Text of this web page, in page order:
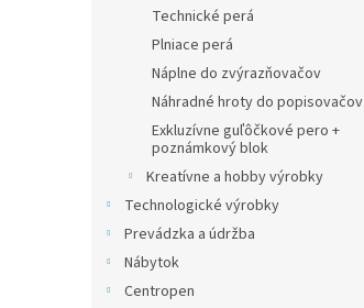
Technické perá
Plniace perá
Náplne do zvýrazňovačov
Náhradné hroty do popisovačov
Exkluzívne guľôčkové pero +
poznámkový blok
Kreatívne a hobby výrobky
Technologické výrobky
Prevádzka a údržba
Nábytok
Centropen